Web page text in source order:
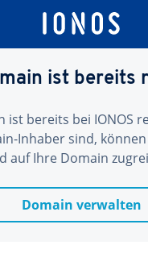
ist bereits
ist bereits bei IONOS
Inhaber sind,
auf Ihre Domain
Domain verwalten